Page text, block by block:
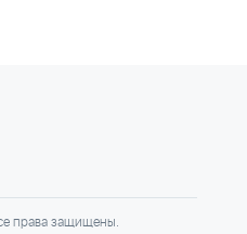
права защищены.